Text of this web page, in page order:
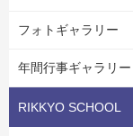
フォトギャラリー
年間行事ギャラリー
RIKKYO SCHOOL